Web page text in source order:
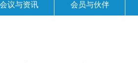
会议与资讯 会员与伙伴